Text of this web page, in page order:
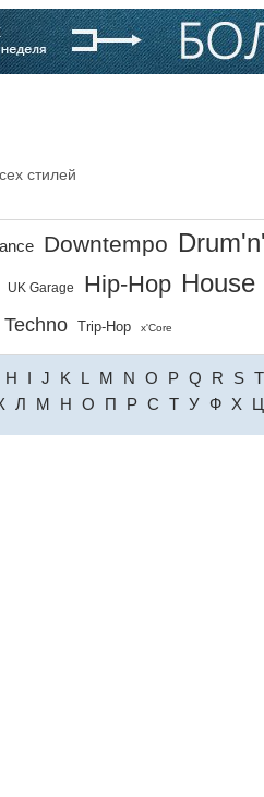
стилей
Downtempo
UK Garage Hip-Hop House
Techno Trip-Hop x'Core
H I J K L M N O P Q R S T
Л М Н О П Р С Т У Ф Х Ц